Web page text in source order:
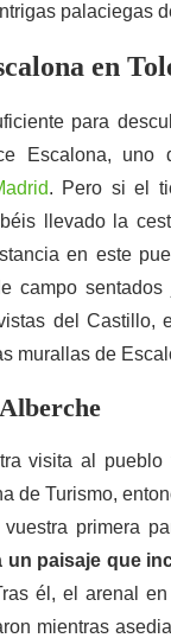
palaciegas
en
para
Escalona, uno
. Pero si el
llevado la
en este
campo sentados
del Castillo,
murallas de
visita al pueblo
de Turismo,
primera
un paisaje que
él, el arenal
mientras